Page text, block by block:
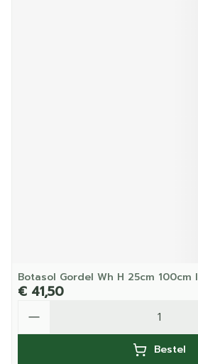
Botasol Gordel Wh H 25cm 100cm l
€ 41,50
Bestel